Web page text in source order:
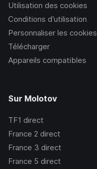
Utilisation des cookies
Conditions d’utilisation
Personnaliser les cookies
Télécharger
Appareils compatibles
Sur Molotov
TF1 direct
France 2 direct
France 3 direct
France 5 direct